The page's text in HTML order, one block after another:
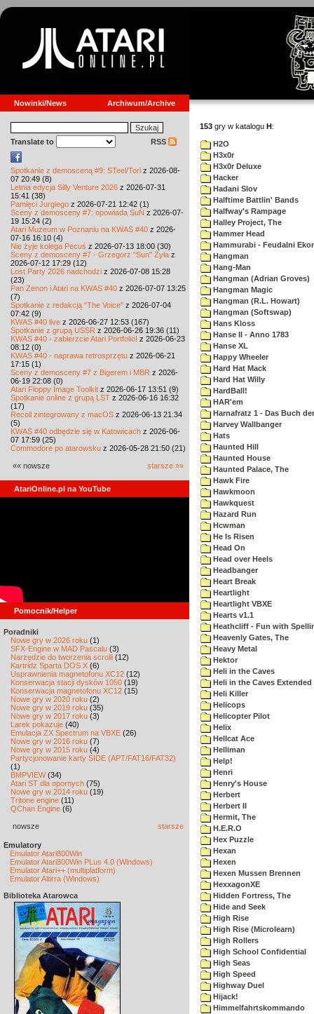
Nowinki/News Archiwum/Archive
Translate to RSS
Spotkanie z demosceną #9: STeel/Tori z 2026-08-
07 20:49 (8)
Letnia edycja Silly Venture 2026 z 2026-07-31
15:41 (38)
Pamięci Jurgiego z 2026-07-21 12:42 (1)
Sceny z demosceny #7: opowiada SuN z 2026-07-
19 15:24 (2)
Atari Muzeum w Poznaniu na KWAS #40 z 2026-
07-16 16:10 (4)
Nie żyje kolega Pecuś z 2026-07-13 18:00 (30)
Sceny z demosceny #7 - Grzegorz "Sun" Żyła z
2026-07-12 17:29 (12)
Lost Party 2026 nadchodzi z 2026-07-08 15:28
(23)
Pan Zenon i Atari na KWAS #40 z 2026-07-07 13:25
(7)
Spotkanie z redakcją "The Voice" z 2026-07-04
07:42 (9)
KWAS #40 live z 2026-06-27 12:53 (167)
Spotkanie z grupą USSR z 2026-06-26 19:36 (11)
KWAS #40 - zabierzcie Atari Portfolio! z 2026-06-23
08:12 (0)
KWAS #40 - naprawa retrosprzętu z 2026-06-21
17:15 (1)
Sceny z demosceny #7 z Bigerem i MBR z 2026-
06-19 22:08 (0)
Atari Floppy Image Toolkit z 2026-06-17 13:51 (9)
Spotkanie online z grupą LST z 2026-06-16 16:32
(17)
Recoil zintegrowany z macOS z 2026-06-13 21:34
(5)
KWAS #40 odbędzie się w Katowicach z 2026-06-
07 17:59 (25)
Commodore po atarowsku z 2026-05-28 21:50 (21)
«« nowsze starsze »»
AtariOnline.pl na YouTube
Pomocnik/Helper
Poradniki
Nowe gry w 2026 roku (1)
SFX-Engine w MAD Pascalu (3)
Narzędzie do tworzenia scrolli (12)
Kartridż Sparta DOS X (6)
Usprawnienia magnetofonu XC12 (12)
Konserwacja stacji dysków 1050 (19)
Konserwacja magnetofonu XC12 (15)
Nowe gry w 2020 roku (2)
Nowe gry w 2019 roku (35)
Nowe gry w 2017 roku (3)
Larek pokazuje (40)
Emulacja ZX Spectrum na VBXE (26)
Nowe gry w 2016 roku (7)
Nowe gry w 2015 roku (4)
Partycjonowanie karty SIDE (APT/FAT16/FAT32)
(1)
BMPVIEW(34)
Atari ST dla opornych (75)
Nowe gry w 2014 roku (19)
Tritone engine (11)
QChan Engine (6)
nowsze starsze
Emulatory
Emulator Atari800Win
Emulator Atari800Win PLus 4.0 (Windows)
Emulator Atari++ (multiplatform)
Emulator Altirra (Windows)
Biblioteka Atarowca
153 gry w katalogu H:
H2O
H3x0r
H3x0r Deluxe
Hacker
Hadani Slov
Halftime Battlin' Bands
Halfway's Rampage
Halley Project, The
Hammer Head
Hammurabi - Feudalni
Hangman
Hang-Man
Hangman (Adrian Groves)
Hangman Magic
Hangman (R.L. Howart)
Hangman (Softswap)
Hans Kloss
Hanse II - Anno 1783
Hanse XL
Happy Wheeler
Hard Hat Mack
Hard Hat Willy
HardBall!
HAR'em
Harnafratz 1 - Das Buch
Harvey Wallbanger
Hats
Haunted Hill
Haunted House
Haunted Palace, The
Hawk Fire
Hawkmoon
Hawkquest
Hazard Run
Hcwman
He Is Risen
Head On
Head over Heels
Headbanger
Heart Break
Heartlight
Heartlight VBXE
Hearts v1.1
Heathcliff - Fun with
Heavenly Gates, The
Heavy Metal
Hektor
Heli in the Caves
Heli in the Caves
Heli Killer
Helicops
Helicopter Pilot
Helix
Hellcat Ace
Helliman
Help!
Henri
Henry's House
Herbert
Herbert II
Hermit, The
H.E.R.O
Hex Puzzle
Hexan
Hexen
Hexen Mussen Brennen
HexxagonXE
Hidden Fortress, The
Hide and Seek
High Rise
High Rise (Microlearn)
High Rollers
High School Confidential
High Seas
High Speed
Highway Duel
Hijack!
Himmelfahrtskommando